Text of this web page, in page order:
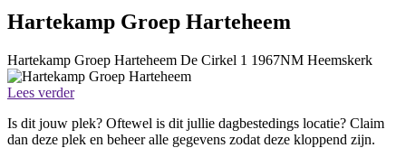
Hartekamp Groep Harteheem
Hartekamp Groep Harteheem De Cirkel 1 1967NM Heemskerk
Lees verder
Is dit jouw plek? Oftewel is dit jullie dagbestedings locatie? Claim
dan deze plek en beheer alle gegevens zodat deze kloppend zijn.